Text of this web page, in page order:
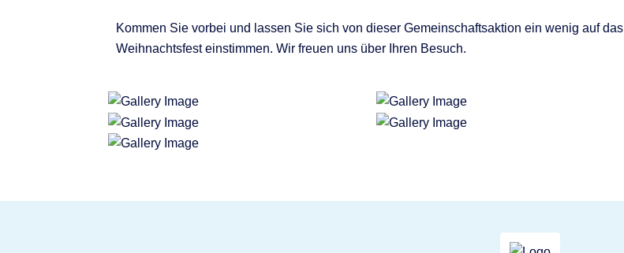
Kommen Sie vorbei und lassen Sie sich von dieser Gemeinschaftsaktion ein wenig auf das
Weihnachtsfest einstimmen. Wir freuen uns über Ihren Besuch.